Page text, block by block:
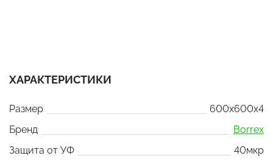
ХАРАКТЕРИСТИКИ
Размер
600x600x4
Бренд
Borrex
Защита от УФ
40мкр